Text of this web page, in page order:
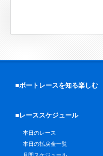
■ボートレースを知る楽しむ
■レーススケジュール
本日のレース
本日の払戻金一覧